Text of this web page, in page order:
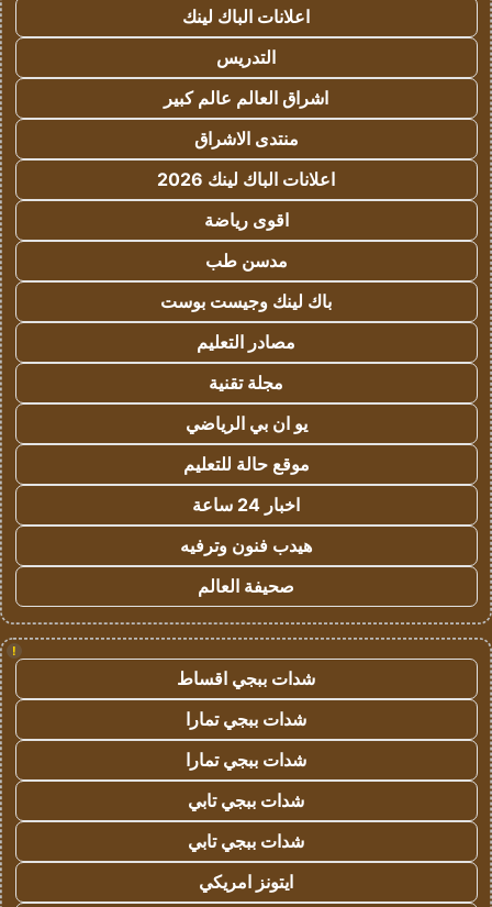
اعلانات الباك لينك
التدريس
اشراق العالم عالم كبير
منتدى الاشراق
اعلانات الباك لينك 2026
اقوى رياضة
مدسن طب
باك لينك وجيست بوست
مصادر التعليم
مجلة تقنية
يو ان بي الرياضي
موقع حالة للتعليم
اخبار 24 ساعة
هيدب فنون وترفيه
صحيفة العالم
!
شدات ببجي اقساط
شدات ببجي تمارا
شدات ببجي تمارا
شدات ببجي تابي
شدات ببجي تابي
ايتونز امريكي